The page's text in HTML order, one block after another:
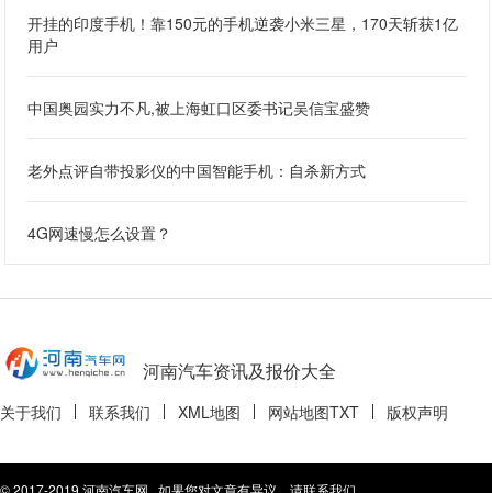
开挂的印度手机！靠150元的手机逆袭小米三星，170天斩获1亿
用户
中国奥园实力不凡,被上海虹口区委书记吴信宝盛赞
老外点评自带投影仪的中国智能手机：自杀新方式
4G网速慢怎么设置？
河南汽车资讯及报价大全
关于我们 联系我们 XML地图 网站地图TXT 版权声明